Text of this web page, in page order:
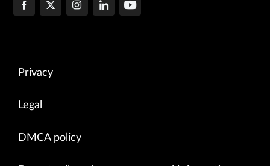
Privacy
Legal
DMCA policy